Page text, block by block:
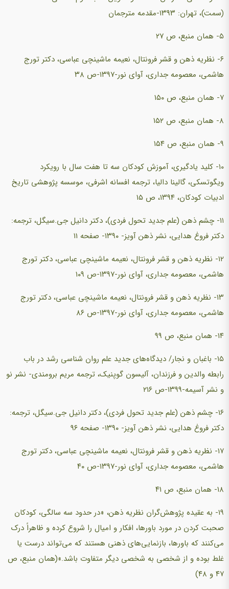
(سمت)، تهران: ۱۳۹۳-مقدمه مترجمان
۵- همان منبع، ص ۲۷
۶- نظریه ذهن و قشر فرونتال، نعیمه ماشینچی عباسی، دکتر تورج
هاشمی، معصومه جداری، آوای نور-۱۳۹۷-ص ۳۸
۷- همان منبع، ص ۱۵۰
۸- همان منبع، ص ۱۵۲
۹- همان منبع، ص ۱۵۴
۱۰- کلید یادگیری، آموزش کودکان سه تا هفت سال با رویکرد
ویگوتسکی، گالینا دالیا، ترجمه افسانه اشرفی، موسسه پژوهشی تاریخ
ادبیات کودکان، ۱۳۹۴، ص ۱۵
۱۱- چشم ذهن (علم جدید تحول فردی)، دکتر دانیل جی.سیگل، ترجمه:
دکتر فروغ هدایی، نشر ذهن آویز- ۱۳۹۰- صفحه ۱۱
۱۲- نظریه ذهن و قشر فرونتال، نعیمه ماشینچی عباسی، دکتر تورج
هاشمی، معصومه جداری، آوای نور-۱۳۹۷-ص ۱۰۹
۱۳- نظریه ذهن و قشر فرونتال، نعیمه ماشینچی عباسی، دکتر تورج
هاشمی، معصومه جداری، آوای نور-۱۳۹۷-ص ۸۶
۱۴- همان منبع، ص ۹۹
۱۵- باغبان و نجار/ دیدگاه‌های جدید علم روان شناسی رشد در باب
رابطه والدین و فرزندان، آلیسون گوپنیک، ترجمه مریم برومندی- نشر نو
و نشر آسیمه-۱۳۹۹-ص ۲۱۶
۱۶- چشم ذهن (علم جدید تحول فردی)، دکتر دانیل جی.سیگل، ترجمه:
دکتر فروغ هدایی، نشر ذهن آویز- ۱۳۹۰- صفحه ۹۶
۱۷- نظریه ذهن و قشر فرونتال، نعیمه ماشینچی عباسی، دکتر تورج
هاشمی، معصومه جداری، آوای نور-۱۳۹۷-ص ۴۰
۱۸- همان منبع، ص ۴۱
۱۹- به عقیده پژوهش‌گران نظریه ذهن، «در حدود سه سالگی، کودکان
صحبت کردن در مورد باورها، افکار و امیال را شروع کرده و ظاهراً درک
می‌کنند که باورها، بازنمایی‌های ذهنی هستند که می‌تواند درست یا
غلط بوده و از شخصی به شخصی دیگر متفاوت باشد.»(همان منبع، ص
۴۷ و ۴۸)